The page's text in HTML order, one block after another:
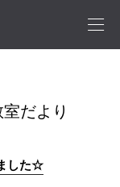
だより
した☆